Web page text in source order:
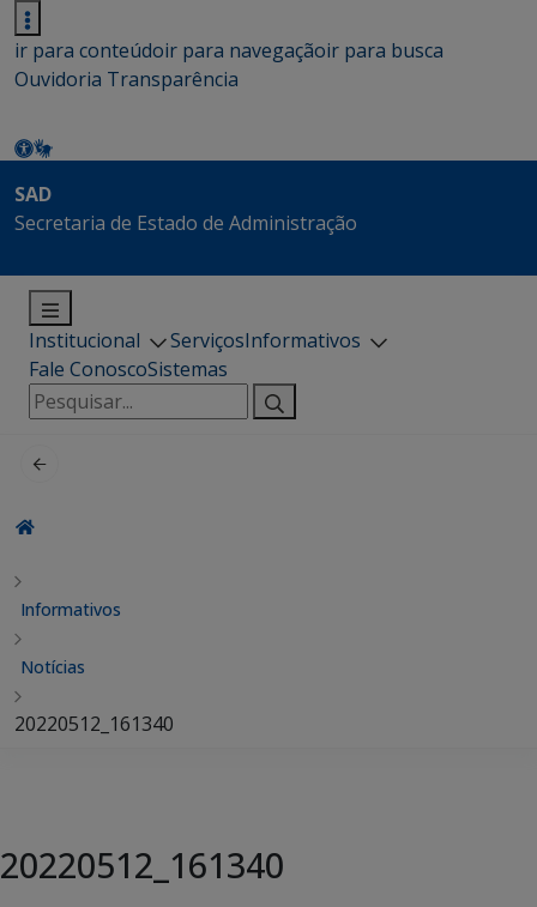
ir para conteúdoir para navegaçãoir para busca
Ouvidoria Transparência
SAD
Secretaria de Estado de Administração
Institucional ServiçosInformativos
Fale ConoscoSistemas
Pesquisar
por:
Informativos
Notícias
20220512_161340
20220512_161340